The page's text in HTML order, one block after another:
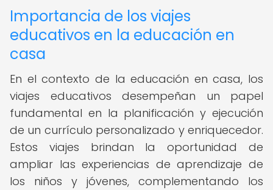
Importancia de los viajes
educativos en la educación en
casa
En el contexto de la educación en casa, los
viajes educativos desempeñan un papel
fundamental en la planificación y ejecución
de un currículo personalizado y enriquecedor.
Estos viajes brindan la oportunidad de
ampliar las experiencias de aprendizaje de
los niños y jóvenes, complementando los